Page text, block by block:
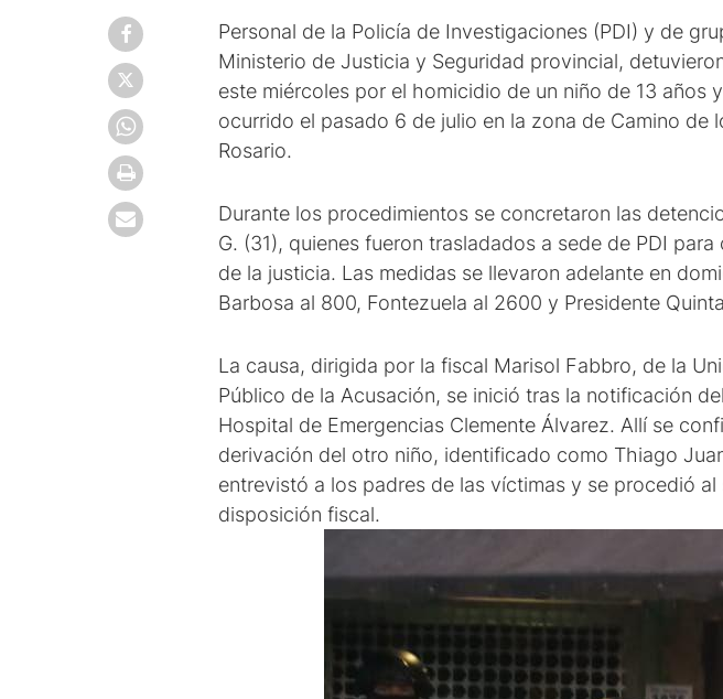
Personal de la Policía de Investigaciones (PDI) y de
Ministerio de Justicia y Seguridad provincial,
este miércoles por el homicidio de un niño de 13
ocurrido el pasado 6 de julio en la zona de Camino
Rosario.
Durante los procedimientos se concretaron las
G. (31), quienes fueron trasladados a sede de PDI
de la justicia. Las medidas se llevaron adelante en
Barbosa al 800, Fontezuela al 2600 y Presidente
La causa, dirigida por la fiscal Marisol Fabbro, de la
Público de la Acusación, se inició tras la notificación
Hospital de Emergencias Clemente Álvarez. Allí se
derivación del otro niño, identificado como Thiago
entrevistó a los padres de las víctimas y se procedió
disposición fiscal.